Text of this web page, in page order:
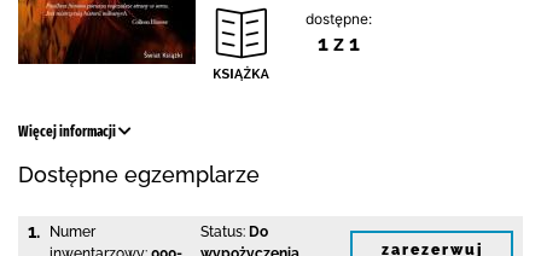
dostępne:
1 z 1
Więcej informacji
Dostępne egzemplarze
1.
Numer
Status: Do
zarezerwuj